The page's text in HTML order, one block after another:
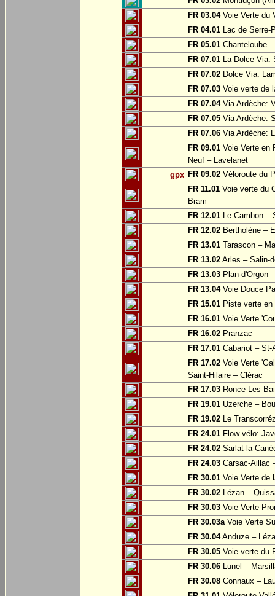
FR 03.04Voie Verte du
FR 04.01 Lac de Serre-
FR 05.01 Chanteloube
FR 07.01 La Dolce Via:
FR 07.02 Dolce Via:
FR 07.03 Voie verte de
FR 07.04Via Ardèche:
FR 07.05 Via Ardèche:
FR 07.06 Via Ardèche:
FR 09.01 Voie Verte en
Neuf – Lavelanet
gpx FR 09.02 Véloroute du
FR 11.01 Voie verte du
Bram
FR 12.01 Le Cambon –
FR 12.02 Bertholène –
FR 13.01 Tarascon –
FR 13.02 Arles – Salin-
FR 13.03 Plan-d'Orgon
FR 13.04Voie Douce
FR 15.01 Piste verte
FR 16.01 Voie Verte
FR 16.02 Pranzac
FR 17.01 Cabariot – St-
FR 17.02 Voie Verte
Saint-Hilaire – Clérac
FR 17.03 Ronce-Les-
FR 19.01 Uzerche –
FR 19.02 Le
FR 24.01 Flow vélo:
FR 24.02 Sarlat-la-
FR 24.03 Carsac-Aillac
FR 30.01 Voie Verte de
FR 30.02 Lézan –
FR 30.03 Voie Verte
FR 30.03aVoie Verte
FR 30.04Anduze –
FR 30.05 Voie verte du
FR 30.06 Lunel –
FR 30.08 Connaux –